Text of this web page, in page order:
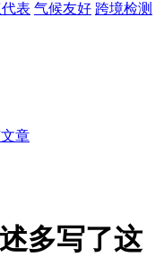
表 气候友好 跨境检测
章
多写了这